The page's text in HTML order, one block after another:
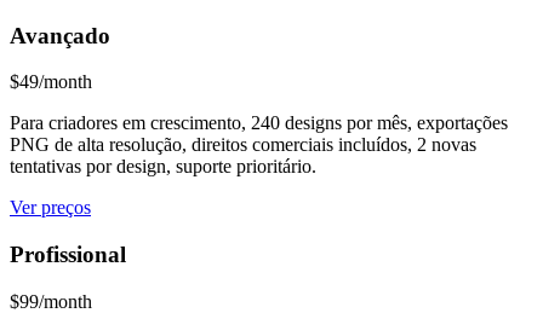
Avançado
$49/month
Para criadores em crescimento, 240 designs por mês, exportações
PNG de alta resolução, direitos comerciais incluídos, 2 novas
tentativas por design, suporte prioritário.
Ver preços
Profissional
$99/month